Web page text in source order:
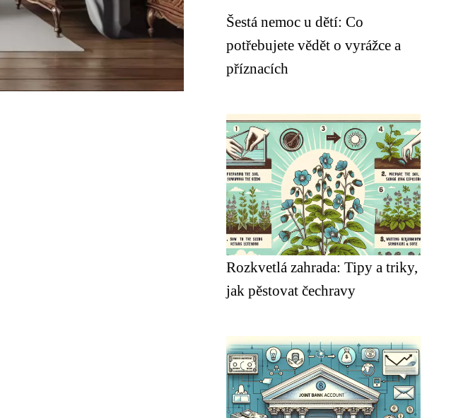
Šestá nemoc u dětí: Co
potřebujete vědět o vyrážce a
příznacích
Rozkvetlá zahrada: Tipy a triky,
jak pěstovat čechravy